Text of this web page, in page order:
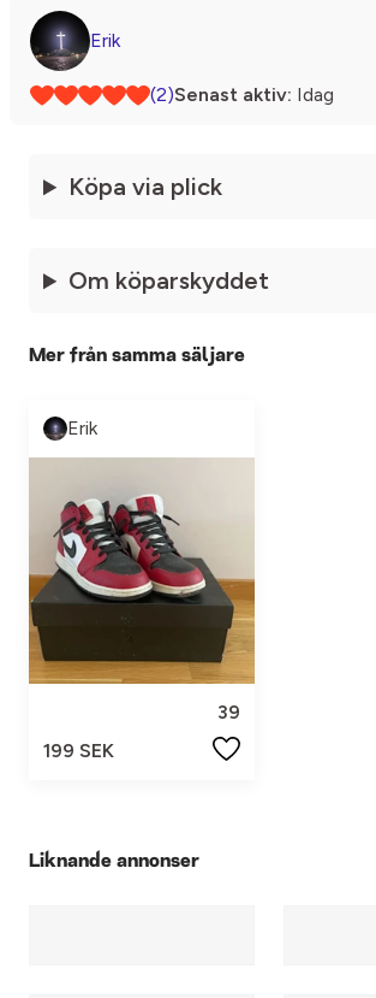
Erik
(2)Senast aktiv: Idag
Köpa via plick
Om köparskyddet
Mer från samma säljare
Erik
39
199 SEK
Liknande annonser